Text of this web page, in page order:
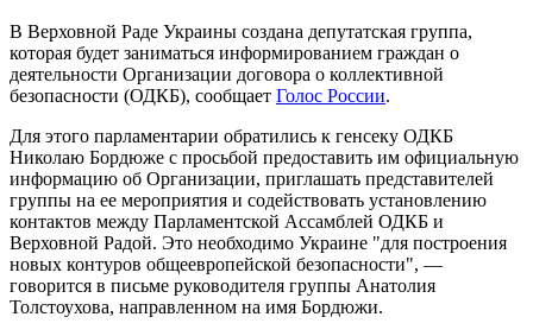
В Верховной Раде Украины создана депутатская группа,
которая будет заниматься информированием граждан о
деятельности Организации договора о коллективной
безопасности (ОДКБ), сообщает Голос России.
Для этого парламентарии обратились к генсеку ОДКБ
Николаю Бордюже с просьбой предоставить им официальную
информацию об Организации, приглашать представителей
группы на ее мероприятия и содействовать установлению
контактов между Парламентской Ассамблей ОДКБ и
Верховной Радой. Это необходимо Украине "для построения
новых контуров общеевропейской безопасности", —
говорится в письме руководителя группы Анатолия
Толстоухова, направленном на имя Бордюжи.